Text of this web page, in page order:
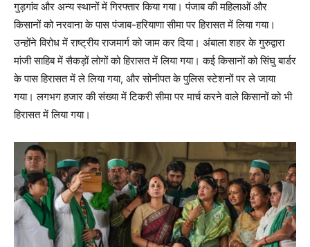
गुड़गांव और अन्य स्थानों में गिरफ्तार किया गया। पंजाब की महिलाओं और
किसानों को नरवाना के पास पंजाब-हरियाणा सीमा पर हिरासत में लिया गया।
उन्होंने विरोध में राष्ट्रीय राजमार्ग को जाम कर दिया। अंबाला शहर के गुरुद्वारा
मांजी साहिब में सैकड़ों लोगों को हिरासत में लिया गया। कई किसानों को सिंघु बार्डर
के पास हिरासत में ले लिया गया, और सोनीपत के पुलिस स्टेशनों पर ले जाया
गया। लगभग हजार की संख्या में टिकरी सीमा पर मार्च करने वाले किसानों को भी
हिरासत में लिया गया।